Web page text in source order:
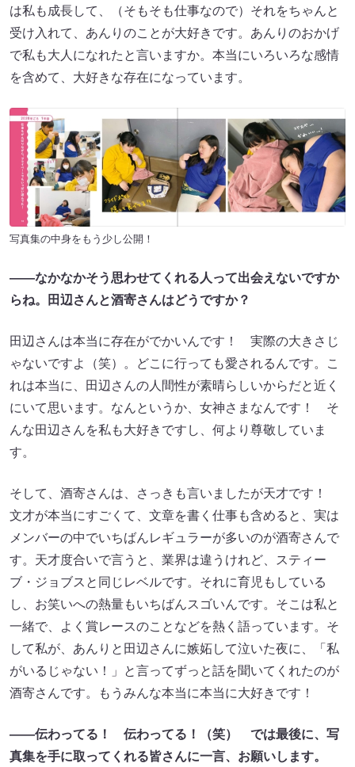
は私も成長して、（そもそも仕事なので）それをちゃんと
受け入れて、あんりのことが大好きです。あんりのおかげ
で私も大人になれたと言いますか。本当にいろいろな感情
を含めて、大好きな存在になっています。
写真集の中身をもう少し公開！
――なかなかそう思わせてくれる人って出会えないですか
らね。田辺さんと酒寄さんはどうですか？
田辺さんは本当に存在がでかいんです！ 実際の大きさじ
ゃないですよ（笑）。どこに行っても愛されるんです。こ
れは本当に、田辺さんの人間性が素晴らしいからだと近く
にいて思います。なんというか、女神さまなんです！ そ
んな田辺さんを私も大好きですし、何より尊敬していま
す。
そして、酒寄さんは、さっきも言いましたが天才です！
文才が本当にすごくて、文章を書く仕事も含めると、実は
メンバーの中でいちばんレギュラーが多いのが酒寄さんで
す。天才度合いで言うと、業界は違うけれど、スティー
ブ・ジョブスと同じレベルです。それに育児もしている
し、お笑いへの熱量もいちばんスゴいんです。そこは私と
一緒で、よく賞レースのことなどを熱く語っています。そ
して私が、あんりと田辺さんに嫉妬して泣いた夜に、「私
がいるじゃない！」と言ってずっと話を聞いてくれたのが
酒寄さんです。もうみんな本当に本当に大好きです！
――伝わってる！ 伝わってる！ （笑） では最後に、 写
真集を手に取ってくれる皆さんに一言、お願いします。